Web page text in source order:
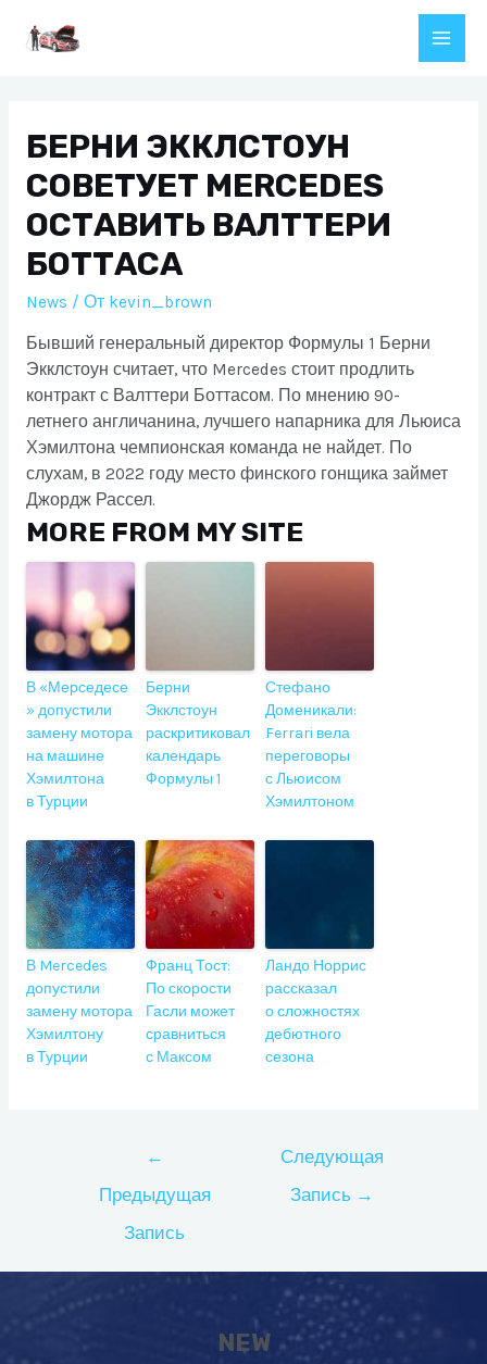
Main
БЕРНИ ЭККЛСТОУН
СОВЕТУЕТ MERCEDES
ОСТАВИТЬ ВАЛТТЕРИ
БОТТАСА
News / От kevin_brown
Бывший генеральный директор Формулы 1 Берни
Экклстоун считает, что Mercedes стоит продлить
контракт с Валттери Боттасом. По мнению 90-
летнего англичанина, лучшего напарника для Льюиса
Хэмилтона чемпионская команда не найдет. По
слухам, в 2022 году место финского гонщика займет
Джордж Рассел.
MORE FROM MY SITE
В «Мерседесе
» допустили
замену мотора
на машине
Хэмилтона
в Турции
Берни
Экклстоун
раскритиковал
календарь
Формулы 1
Стефано
Доменикали:
Ferrari вела
переговоры
с Льюисом
Хэмилтоном
В Mercedes
допустили
замену мотора
Хэмилтону
в Турции
Франц Тост:
По скорости
Гасли может
сравниться
с Максом
Ландо Норрис
рассказал
о сложностях
дебютного
сезона
записям
←
Предыдущая
Запись
Следующая
Запись →
NEW